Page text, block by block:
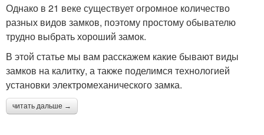
Однако в 21 веке существует огромное количество
разных видов замков, поэтому простому обывателю
трудно выбрать хороший замок.
В этой статье мы вам расскажем какие бывают виды
замков на калитку, а также поделимся технологией
установки электромеханического замка.
читать дальше →